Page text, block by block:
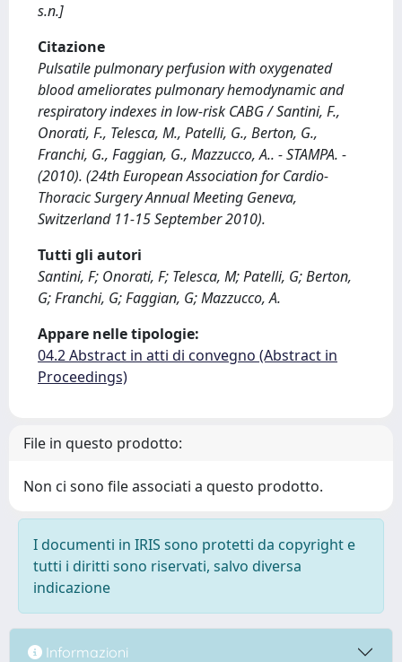
s.n.]
Citazione
Pulsatile pulmonary perfusion with oxygenated
blood ameliorates pulmonary hemodynamic and
respiratory indexes in low-risk CABG / Santini, F.,
Onorati, F., Telesca, M., Patelli, G., Berton, G.,
Franchi, G., Faggian, G., Mazzucco, A.. - STAMPA. -
(2010). (24th European Association for Cardio-
Thoracic Surgery Annual Meeting Geneva,
Switzerland 11-15 September 2010).
Tutti gli autori
Santini, F; Onorati, F; Telesca, M; Patelli, G; Berton,
G; Franchi, G; Faggian, G; Mazzucco, A.
Appare nelle tipologie:
04.2 Abstract in atti di convegno (Abstract in
Proceedings)
File in questo prodotto:
Non ci sono file associati a questo prodotto.
I documenti in IRIS sono protetti da copyright e
tutti i diritti sono riservati, salvo diversa
indicazione
Informazioni